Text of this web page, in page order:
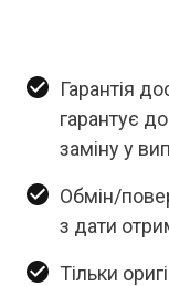
Гарантія
гарантує
заміну у
Обмін/
з дати
Тільки